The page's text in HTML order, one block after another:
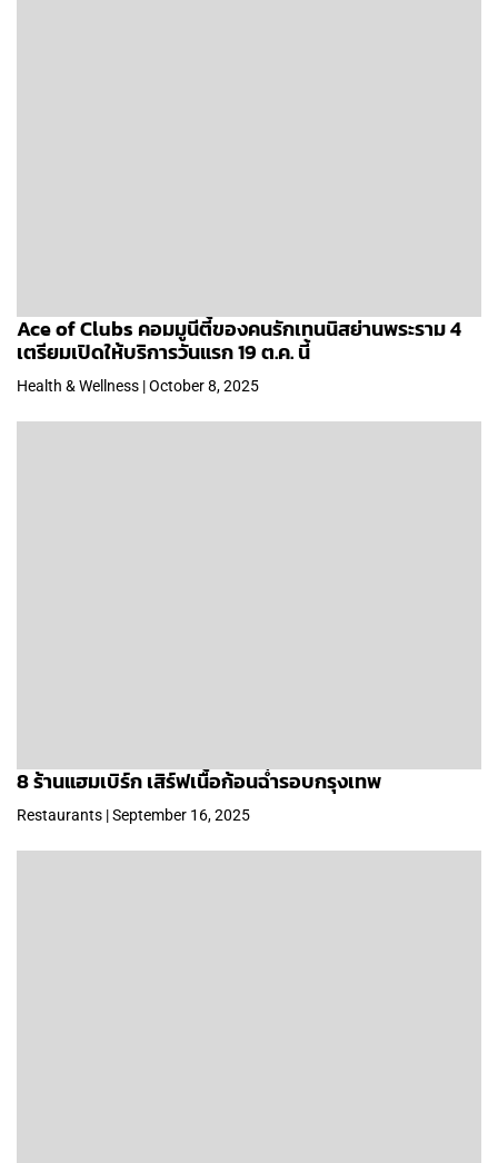
Ace of Clubs คอมมูนีตี้ของคนรักเทนนิสย่านพระราม 4
เตรียมเปิดให้บริการวันแรก 19 ต.ค. นี้
Health & Wellness | October 8, 2025
8 ร้านแฮมเบิร์ก เสิร์ฟเนื้อก้อนฉ่ำรอบกรุงเทพ
Restaurants | September 16, 2025